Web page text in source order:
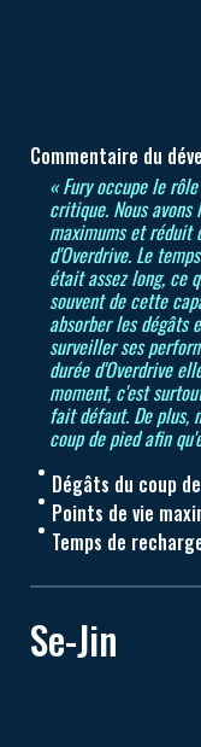
Commentaire du
« Fury occupe le
critique. Nous
maximums et réduit
d'Overdrive. Le
était assez long, ce
souvent de cette
absorber les dégâts
surveiller ses
durée d'Overdrive
moment, c'est
fait défaut. De plus,
coup de pied afin
Dégâts du coup
Points de vie
Temps de
Se-Jin